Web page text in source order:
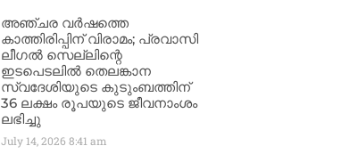
അഞ്ചര വർഷത്തെ
കാത്തിരിപ്പിന് വിരാമം; പ്രവാസി
ലീഗൽ സെല്ലിന്റെ
ഇടപെടലിൽ തെലങ്കാന
സ്വദേശിയുടെ കുടുംബത്തിന്
36 ലക്ഷം രൂപയുടെ ജീവനാംശം
ലഭിച്ചു
July 14, 2026 8:41 am